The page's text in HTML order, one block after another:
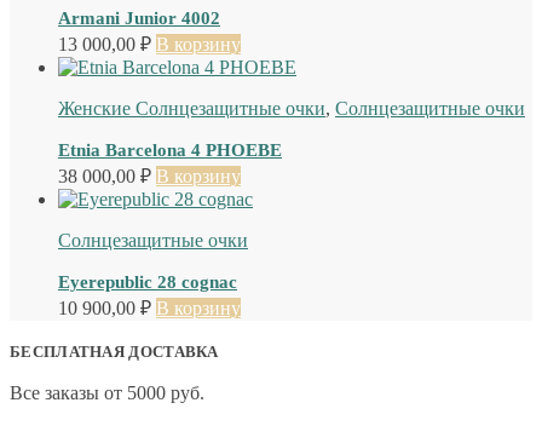
Armani Junior 4002
13 000,00 ₽ В корзину
Женские Солнцезащитные очки, Солнцезащитные очки
Etnia Barcelona 4 PHOEBE
38 000,00 ₽ В корзину
Солнцезащитные очки
Eyerepublic 28 cognac
10 900,00 ₽ В корзину
БЕСПЛАТНАЯ ДОСТАВКА
Все заказы от 5000 руб.